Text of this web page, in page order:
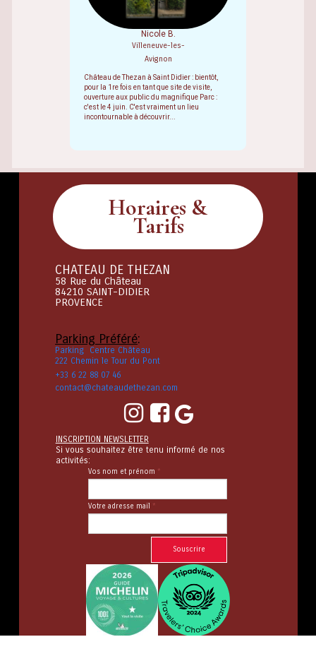
Nicole B.
Villeneuve-les-
Avignon
Château de Thezan à Saint Didier : bientôt,
pour la 1re fois en tant que site de visite,
ouverture aux public du magnifique Parc :
c'est le 4 juin. C'est vraiment un lieu
incontournable à découvrir...
Horaires &
Tarifs
CHATEAU DE THEZAN
58 Rue du Château
84210 SAINT-DIDIER
PROVENCE
Parking Préféré:
Parking Centre Château
222 Chemin le Tour du Pont
+33 6 22 88 07 46
contact@chateaudethezan.com
 
INSCRIPTION NEWSLETTER
Si vous souhaitez être tenu informé de nos
activités:
Vos nom et prénom *
Votre adresse mail *
Souscrire